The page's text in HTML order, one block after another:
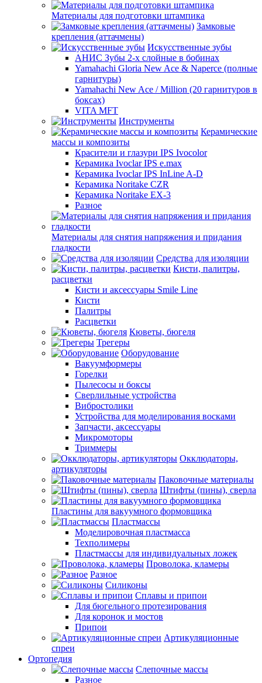
Материалы для подготовки штампика
Замковые
крепления (аттачмены)
Искусственные зубы
АНИС Зубы 2-х слойные в бобинах
Yamahachi Gloria New Ace & Naperce (полные
гарнитуры)
Yamahachi New Ace / Million (20 гарнитуров в
боксах)
VITA MFT
Инструменты
Керамические
массы и композиты
Красители и глазури IPS Ivocolor
Керамика Ivoclar IPS e.max
Керамика Ivoclar IPS InLine A-D
Керамика Noritake CZR
Керамика Noritake EX-3
Разное
Материалы для снятия напряжения и придания
гладкости
Средства для изоляции
Кисти, палитры,
расцветки
Кисти и аксессуары Smile Line
Кисти
Палитры
Расцветки
Кюветы, бюгеля
Трегеры
Оборудование
Вакуумформеры
Горелки
Пылесосы и боксы
Сверлильные устройства
Вибростолики
Устройства для моделирования восками
Запчасти, аксессуары
Микромоторы
Триммеры
Окклюдаторы,
артикуляторы
Паковочные материалы
Штифты (пины), сверла
Пластины для вакуумного формовщика
Пластмассы
Моделировочная пластмасса
Техполимеры
Пластмассы для индивидуальных ложек
Проволока, кламеры
Разное
Силиконы
Сплавы и припои
Для бюгельного протезирования
Для коронок и мостов
Припои
Артикуляционные
спреи
Ортопедия
Слепочные массы
Разное